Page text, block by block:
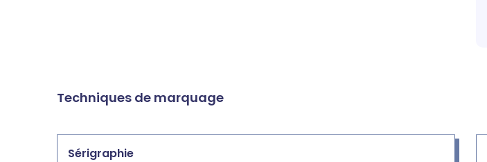
Techniques de marquage
Sérigraphie